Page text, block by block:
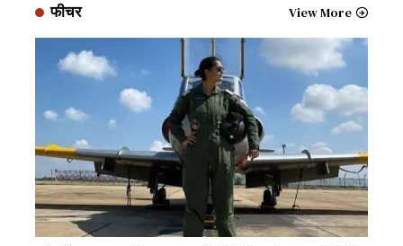
फीचर View More